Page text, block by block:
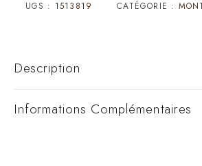
UGS : 1513819 CATÉGORIE :
Description
Informations Complémentaires